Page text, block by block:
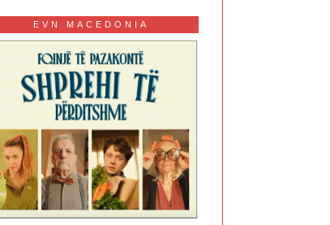
EVN MACEDONIA